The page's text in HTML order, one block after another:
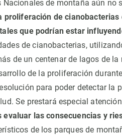
de montaña aún no
proliferación de cianobacterias
que podrían estar
de cianobacterias,
de un centenar de lagos de la
de la proliferación
para poder detectar la
Se prestará especial
evaluar las consecuencias y
de los parques de